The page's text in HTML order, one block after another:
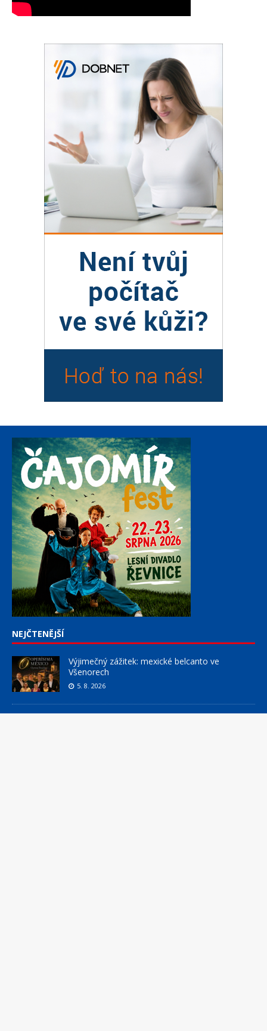
NEJČTENĚJŠÍ
Výjimečný zážitek: mexické belcanto ve
Všenorech
5. 8. 2026